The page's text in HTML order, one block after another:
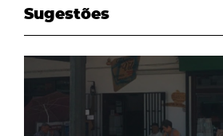
Sugestões
page